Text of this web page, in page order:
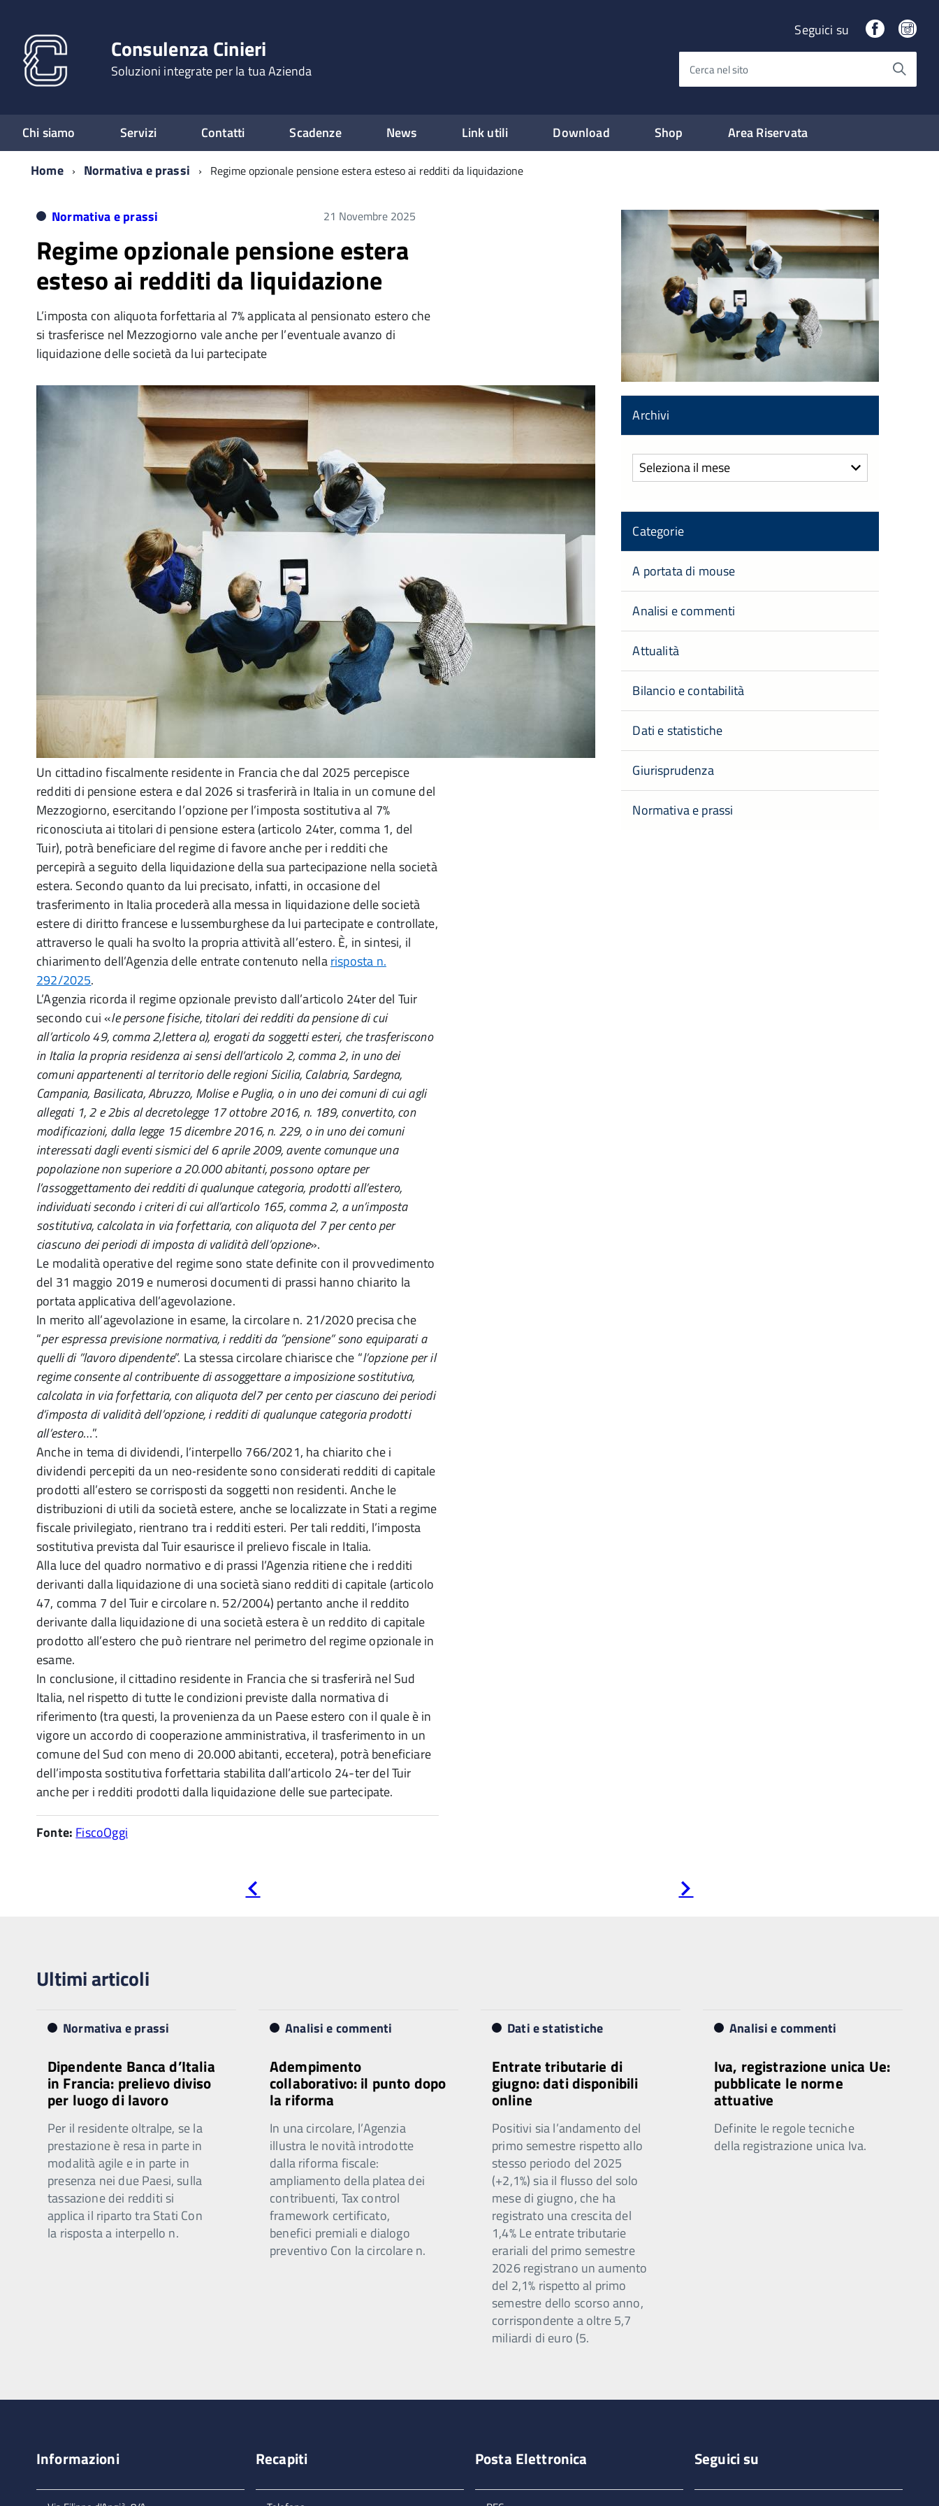
Consulenza Cinieri
Soluzioni integrate per la tua Azienda
Seguici su Facebook
Cerca nel sito
Chi siamo Servizi Contatti Scadenze News Link utili Download Shop
Area Riservata
Home
Normativa e prassi Regime opzionale pensione estera esteso ai redditi da liquidazione
Normativa e prassi 21 Novembre 2025
Regime opzionale pensione estera
esteso ai redditi da liquidazione
L’imposta con aliquota forfettaria al 7% applicata al pensionato estero che
si trasferisce nel Mezzogiorno vale anche per l’eventuale avanzo di
liquidazione delle società da lui partecipate
Un cittadino fiscalmente residente in Francia che dal 2025 percepisce
redditi di pensione estera e dal 2026 si trasferirà in Italia in un comune del
Mezzogiorno, esercitando l’opzione per l’imposta sostitutiva al 7%
riconosciuta ai titolari di pensione estera (articolo 24­ter, comma 1, del
Tuir), potrà beneficiare del regime di favore anche per i redditi che
percepirà a seguito della liquidazione della sua partecipazione nella società
estera. Secondo quanto da lui precisato, infatti, in occasione del
trasferimento in Italia procederà alla messa in liquidazione delle società
estere di diritto francese e lussemburghese da lui partecipate e controllate,
attraverso le quali ha svolto la propria attività all’estero. È, in sintesi, il
chiarimento dell’Agenzia delle entrate contenuto nellarisposta n.
292/2025.
L’Agenzia ricorda il regime opzionale previsto dall’articolo 24­ter del Tuir
secondo cui «le persone fisiche, titolari dei redditi da pensione di cui
all’articolo 49, comma 2,lettera a), erogati da soggetti esteri, che trasferiscono
in Italia la propria residenza ai sensi dell’articolo 2, comma 2, in uno dei
comuni appartenenti al territorio delle regioni Sicilia, Calabria, Sardegna,
Campania, Basilicata, Abruzzo, Molise e Puglia, o in uno dei comuni di cui agli
allegati 1, 2 e 2­bis al decreto­legge 17 ottobre 2016, n. 189, convertito, con
modificazioni, dalla legge 15 dicembre 2016, n. 229, o in uno dei comuni
interessati dagli eventi sismici del 6 aprile 2009, avente comunque una
popolazione non superiore a 20.000 abitanti, possono optare per
l’assoggettamento dei redditi di qualunque categoria, prodotti all’estero,
individuati secondo i criteri di cui all’articolo 165, comma 2, a un’imposta
sostitutiva, calcolata in via forfettaria, con aliquota del 7 per cento per
ciascuno dei periodi di imposta di validità dell’opzione».
Le modalità operative del regime sono state definite con il provvedimento
del 31 maggio 2019 e numerosi documenti di prassi hanno chiarito la
portata applicativa dell’agevolazione.
In merito all’agevolazione in esame, la circolare n. 21/2020 precisa che
“per espressa previsione normativa, i redditi da ”pensione” sono equiparati a
quelli di ”lavoro dipendente”. La stessa circolare chiarisce che “l’opzione per il
regime consente al contribuente di assoggettare a imposizione sostitutiva,
calcolata in via forfettaria, con aliquota del7 per cento per ciascuno dei periodi
d’imposta di validità dell’opzione, i redditi di qualunque categoria prodotti
all’estero…”.
Anche in tema di dividendi, l’interpello 766/2021, ha chiarito che i
dividendi percepiti da un neo‑residente sono considerati redditi di capitale
prodotti all’estero se corrisposti da soggetti non residenti. Anche le
distribuzioni di utili da società estere, anche se localizzate in Stati a regime
fiscale privilegiato, rientrano tra i redditi esteri. Per tali redditi, l’imposta
sostitutiva prevista dal Tuir esaurisce il prelievo fiscale in Italia.
Alla luce del quadro normativo e di prassi l’Agenzia ritiene che i redditi
derivanti dalla liquidazione di una società siano redditi di capitale (articolo
47, comma 7 del Tuir e circolare n. 52/2004) pertanto anche il reddito
derivante dalla liquidazione di una società estera è un reddito di capitale
prodotto all’estero che può rientrare nel perimetro del regime opzionale in
esame.
In conclusione, il cittadino residente in Francia che si trasferirà nel Sud
Italia, nel rispetto di tutte le condizioni previste dalla normativa di
riferimento (tra questi, la provenienza da un Paese estero con il quale è in
vigore un accordo di cooperazione amministrativa, il trasferimento in un
comune del Sud con meno di 20.000 abitanti, eccetera), potrà beneficiare
dell’imposta sostitutiva forfettaria stabilita dall’articolo 24-ter del Tuir
anche per i redditi prodotti dalla liquidazione delle sue partecipate.
Fonte: FiscoOggi
Archivi
Archivi
Categorie
A portata di mouse
Analisi e commenti
Attualità
Bilancio e contabilità
Dati e statistiche
Giurisprudenza
Normativa e prassi
precedente successiva
Ultimi articoli
Normativa e prassi
Dipendente Banca d’Italia
in Francia: prelievo diviso
per luogo di lavoro
Per il residente oltralpe, se la
prestazione è resa in parte in
modalità agile e in parte in
presenza nei due Paesi, sulla
tassazione dei redditi si
applica il riparto tra Stati Con
la risposta a interpello n.
Analisi e commenti
Adempimento
collaborativo: il punto dopo
la riforma
In una circolare, l’Agenzia
illustra le novità introdotte
dalla riforma fiscale:
ampliamento della platea dei
contribuenti, Tax control
framework certificato,
benefici premiali e dialogo
preventivo Con la circolare n.
Dati e statistiche
Entrate tributarie di
giugno: dati disponibili
online
Positivi sia l’andamento del
primo semestre rispetto allo
stesso periodo del 2025
(+2,1%) sia il flusso del solo
mese di giugno, che ha
registrato una crescita del
1,4% Le entrate tributarie
erariali del primo semestre
2026 registrano un aumento
del 2,1% rispetto al primo
semestre dello scorso anno,
corrispondente a oltre 5,7
miliardi di euro (5.
Analisi e commenti
Iva, registrazione unica Ue:
pubblicate le norme
attuative
Definite le regole tecniche
della registrazione unica Iva.
Informazioni Recapiti Posta Elettronica Seguici su